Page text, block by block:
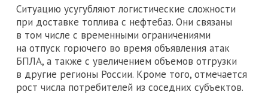
Ситуацию усугубляют логистические сложности
при доставке топлива с нефтебаз. Они связаны
в том числе с временными ограничениями
на отпуск горючего во время объявления атак
БПЛА, а также с увеличением объемов отгрузки
в другие регионы России. Кроме того, отмечается
рост числа потребителей из соседних субъектов.